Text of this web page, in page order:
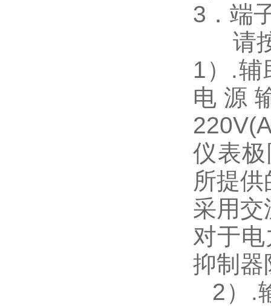
3 ．端
请
1 ） .辅
电源
仪表
所提
采用交
对于
抑制器
2 ） .